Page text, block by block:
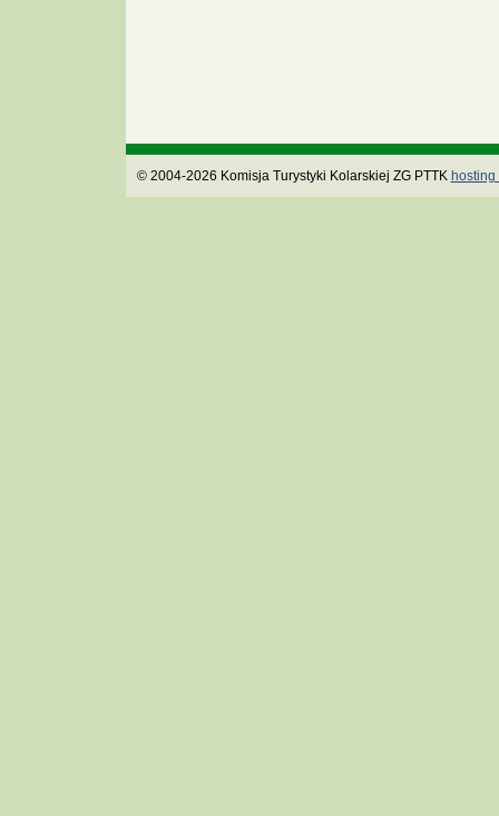
© 2004-2026 Komisja Turystyki Kolarskiej ZG PTTK hosting